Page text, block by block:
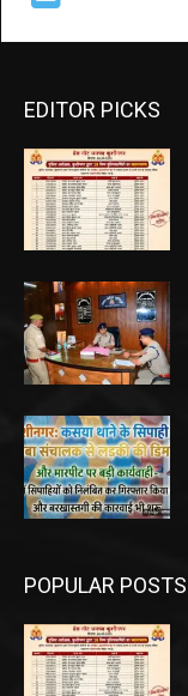
EDITOR PICKS
POPULAR POSTS